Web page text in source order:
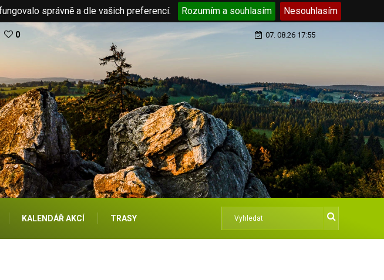
správně a dle vašich preferencí. Rozumím a souhlasím Nesouhlasím
0 07. 08.26 17:55
KALENDÁŘ AKCÍ TRASY